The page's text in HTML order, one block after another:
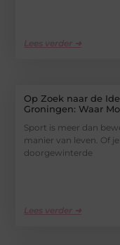
Lees verder ➜
Op Zoek naar de
Groningen: Waar
Sport is meer dan
manier van leven. Of
doorgewinterde
Lees verder ➜